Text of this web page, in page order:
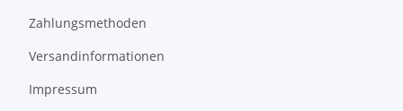
Zahlungsmethoden
Versandinformationen
Impressum